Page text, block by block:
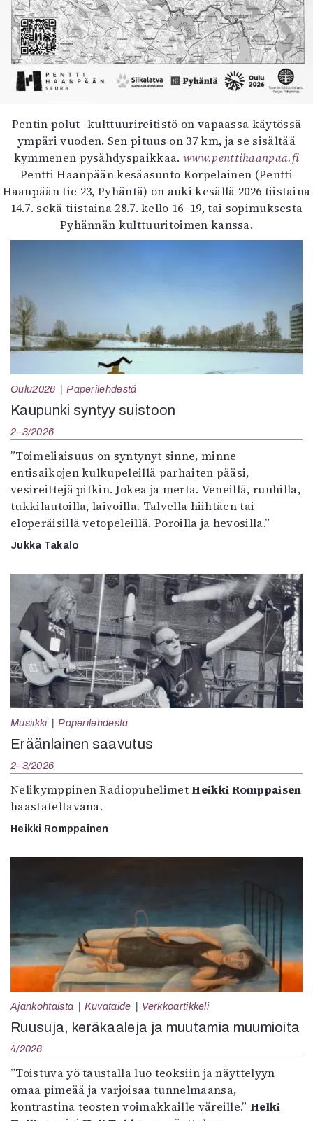
Pentin polut -kulttuurireitistö on vapaassa käytössä
ympäri vuoden. Sen pituus on 37 km, ja se sisältää
kymmenen pysähdyspaikkaa. www.penttihaanpaa.fi
Pentti Haanpään kesäasunto Korpelainen (Pentti
Haanpään tie 23, Pyhäntä) on auki kesällä 2026 tiistaina
14.7. sekä tiistaina 28.7. kello 16–19, tai sopimuksesta
Pyhännän kulttuuritoimen kanssa.
Oulu2026 Paperilehdestä
Kaupunki syntyy suistoon
2–3/2026
”Toimeliaisuus on syntynyt sinne, minne
entisaikojen kulkupeleillä parhaiten pääsi,
vesireittejä pitkin. Jokea ja merta. Veneillä, ruuhilla,
tukkilautoilla, laivoilla. Talvella hiihtäen tai
eloperäisillä vetopeleillä. Poroilla ja hevosilla.”
Jukka Takalo
Musiikki Paperilehdestä
Eräänlainen saavutus
2–3/2026
Nelikymppinen RadiopuhelimetHeikki Romppaisen
haastateltavana.
Heikki Romppainen
Ajankohtaista Kuvataide Verkkoartikkeli
Ruusuja, keräkaaleja ja muutamia muumioita
4/2026
”Toistuva yö taustalla luo teoksiin ja näyttelyyn
omaa pimeää ja varjoisaa tunnelmaansa,
kontrastina teosten voimakkaille väreille.”Helki